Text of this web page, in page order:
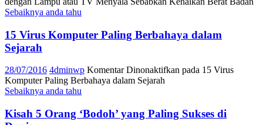
Sebaiknya anda tahu
15 Virus Komputer Paling Berbahaya dalam
Sejarah
28/07/2016 4dminwp Komentar Dinonaktifkan pada 15 Virus
Komputer Paling Berbahaya dalam Sejarah
Sebaiknya anda tahu
Kisah 5 Orang ‘Bodoh’ yang Paling Sukses di